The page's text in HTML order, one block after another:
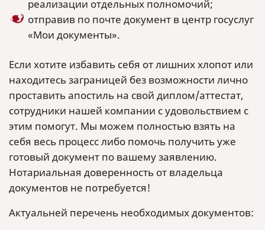
реализации отдельных полномочий;
отправив по почте документ в центр госуслуг
«Мои документы».
Если хотите избавить себя от лишних хлопот или
находитесь заграницей без возможности лично
проставить апостиль на свой диплом/аттестат,
сотрудники нашей компании с удовольствием с
этим помогут. Мы можем полностью взять на
себя весь процесс либо помочь получить уже
готовый документ по вашему заявлению.
Нотариальная доверенность от владельца
документов не потребуется!
Актуальней перечень необходимых документов: